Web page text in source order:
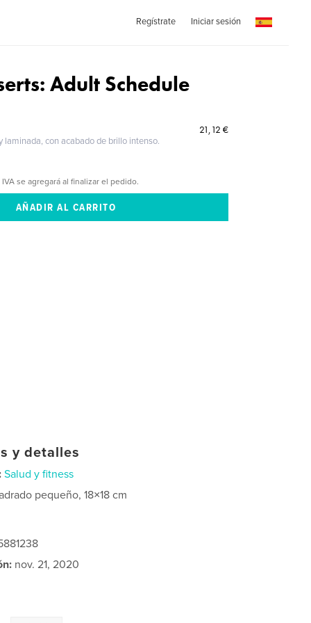
Regístrate Iniciar sesión
Adult Schedule
laminada, con acabado de brillo intenso.
21,12 €
IVA se agregará al finalizar el pedido.
y detalles
Salud y fitness
pequeño, 18×18 cm
nov. 21, 2020